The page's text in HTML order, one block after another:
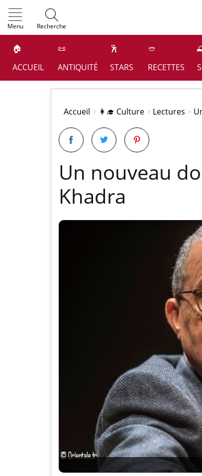
Menu Recherche
🏠
ACCUEIL
📜
ANTIQUITÉ
🕺
STARS
🥙
RECETTES
Accueil 👩‍🎓 Culture Lectures
Un nouveau
Khadra